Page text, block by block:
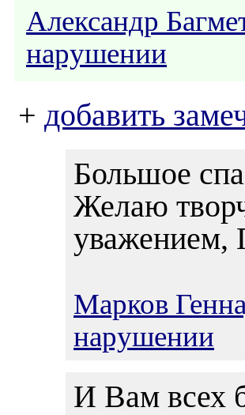
Александр
нарушении
+ добавить
Большое
Желаю
уважением,
Марков
нарушении
И Вам всех